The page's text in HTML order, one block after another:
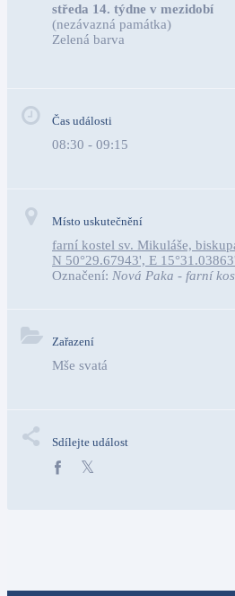
středa 14. týdne v mezidobí
(nezávazná památka)
Zelená
Čas události
08:30 - 09:15
Místo uskutečnění
farní kostel sv. Mikuláše,
N 50°29.67943', E 15°31.03863'
Označení: Nová Paka - farní
Zařazení
Mše svatá
Sdílejte událost